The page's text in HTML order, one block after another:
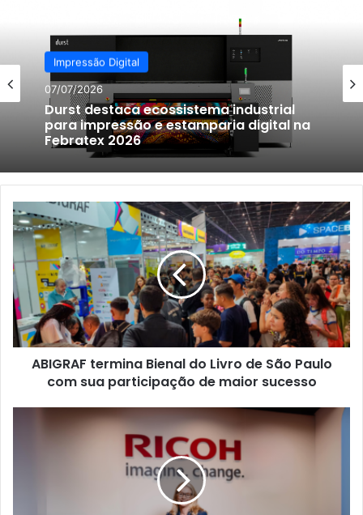
Impressão Digital
07/07/2026
Durst destaca ecossistema industrial
para impressão e estamparia digital na
Febratex 2026
ABIGRAF
termina
Bienal
do
Livro
de
São
Paulo
com
participação
ABIGRAF termina Bienal do Livro de São Paulo
com sua participação de maior sucesso